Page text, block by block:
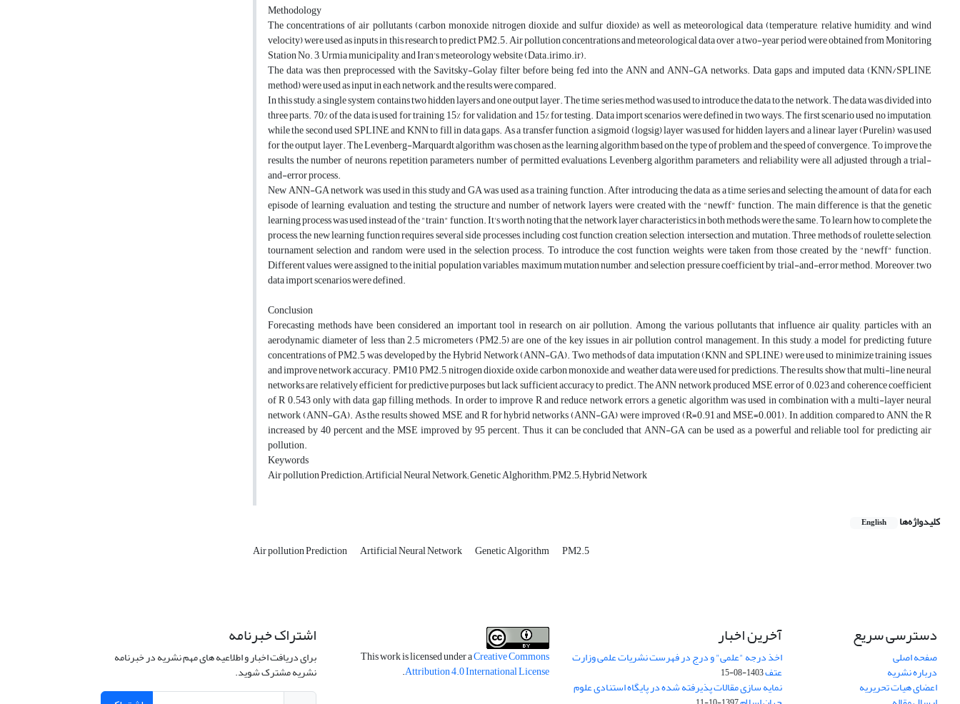
Methodology
The concentrations of air pollutants (carbon monoxide, nitrogen dioxide, and sulfur dioxide) as well as meteorological data (temperature, relative humidity, and wind
velocity) were used as inputs in this research to predict PM2.5. Air pollution concentrations and meteorological data over a two-year period were obtained from Monitoring
Station No. 3, Urmia municipality, and Iran's meteorology website (Data.irimo.ir).
The data was then preprocessed with the Savitsky-Golay filter before being fed into the ANN and ANN-GA networks. Data gaps and imputed data (KNN/SPLINE
method) were used as input in each network, and the results were compared.
In this study, a single system contains two hidden layers and one output layer. The time series method was used to introduce the data to the network. The data was divided into
three parts. 70% of the data is used for training, 15% for validation, and 15% for testing. Data import scenarios were defined in two ways. The first scenario used no imputation,
while the second used SPLINE and KNN to fill in data gaps. As a transfer function, a sigmoid (logsig) layer was used for hidden layers, and a linear layer (Purelin) was used
for the output layer. The Levenberg-Marquardt algorithm was chosen as the learning algorithm based on the type of problem and the speed of convergence. To improve the
results, the number of neurons, repetition parameters, number of permitted evaluations, Levenberg algorithm parameters, and reliability were all adjusted through a trial-
and-error process.
New ANN-GA network was used in this study and GA was used as a training function. After introducing the data as a time series and selecting the amount of data for each
episode of learning, evaluation, and testing, the structure and number of network layers were created with the "newff" function. The main difference is that the genetic
learning process was used instead of the "train" function. It's worth noting that the network layer characteristics in both methods were the same. To learn how to complete the
process, the new learning function requires several side processes, including cost function creation, selection, intersection, and mutation. Three methods of roulette selection,
tournament selection and random were used in the selection process. To introduce the cost function, weights were taken from those created by the "newff" function.
Different values were assigned to the initial population variables, maximum mutation number, and selection pressure coefficient by trial-and-error method. Moreover, two
data import scenarios were defined.
Conclusion
Forecasting methods have been considered an important tool in research on air pollution. Among the various pollutants that influence air quality, particles with an
aerodynamic diameter of less than 2.5 micrometers (PM2.5) are one of the key issues in air pollution control management. In this study, a model for predicting future
concentrations of PM2.5 was developed by the Hybrid Network (ANN-GA). Two methods of data imputation (KNN and SPLINE) were used to minimize training issues
and improve network accuracy. PM10, PM2.5, nitrogen dioxide, oxide, carbon monoxide, and weather data were used for predictions. The results show that multi-line neural
networks are relatively efficient for predictive purposes but lack sufficient accuracy to predict. The ANN network produced MSE error of 0.023 and coherence coefficient
of R 0.543 only with data gap filling methods. In order to improve R and reduce network errors, a genetic algorithm was used in combination with a multi-layer neural
network (ANN-GA). As the results showed, MSE and R for hybrid networks (ANN-GA) were improved (R=0.91 and MSE=0.001). In addition, compared to ANN, the R
increased by 40 percent and the MSE improved by 95 percent. Thus, it can be concluded that ANN-GA can be used as a powerful and reliable tool for predicting air
pollution.
Keywords
Air pollution Prediction; Artificial Neural Network; Genetic Alghorithm; PM2.5; Hybrid Network
کلیدواژه‌ها English
Air pollution Prediction Artificial Neural Network Genetic Algorithm PM2.5
دسترسی سریع
صفحه اصلی
درباره نشریه
اعضای هیات تحریریه
آخرین اخبار
اخذ درجه "علمی" و درج در فهرست نشریات علمی وزارت
عتف1403-08-15
نمایه سازی مقالات پذیرفته شده در پایگاه استنادی علوم
This work is licensed under aCreative Commons
Attribution 4.0 International License
.
اشتراک خبرنامه
برای دریافت اخبار و اطلاعیه های مهم نشریه در خبرنامه
نشریه مشترک شوید.